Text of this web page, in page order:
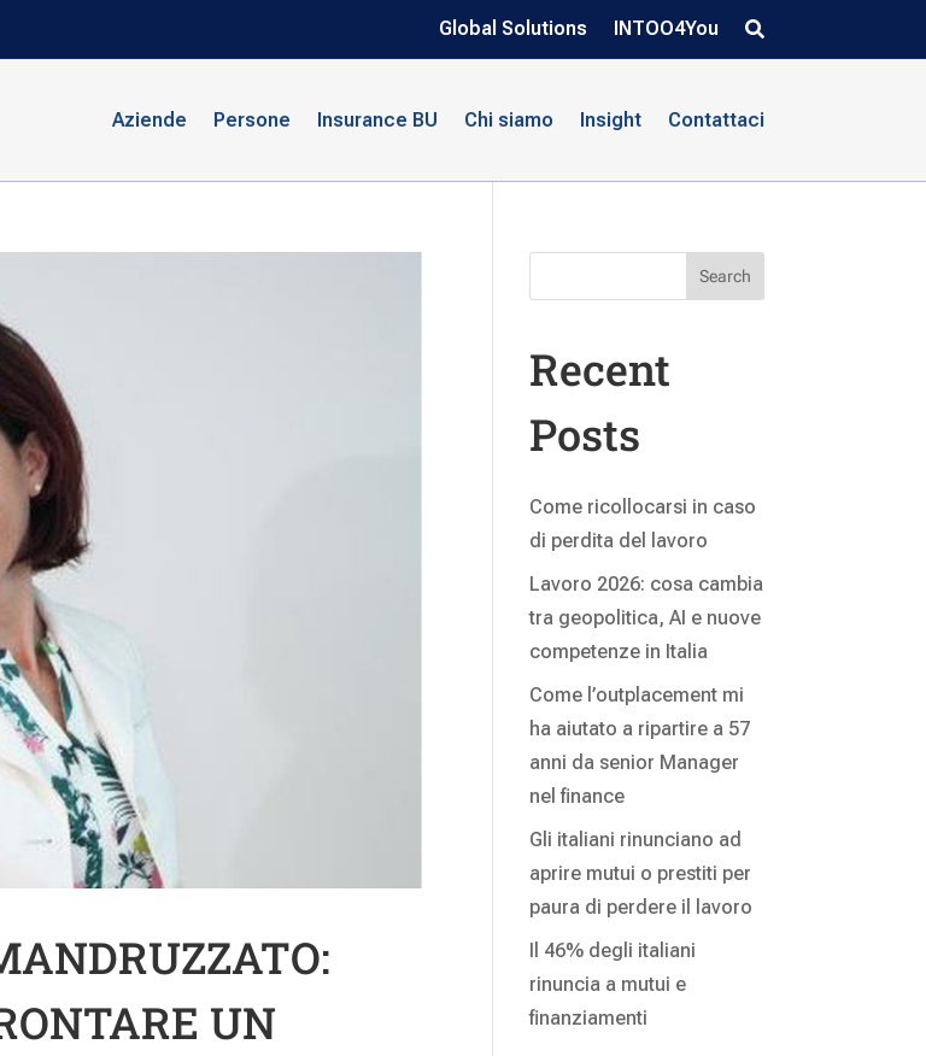
Global Solutions INTOO4You
Aziende Persone Insurance BU Chi siamo Insight Contattaci
UN
Search
Recent
Posts
Come ricollocarsi in caso
di perdita del lavoro
Lavoro 2026: cosa cambia
tra geopolitica, AI e nuove
competenze in Italia
Come l’outplacement mi
ha aiutato a ripartire a 57
anni da senior Manager
nel finance
Gli italiani rinunciano ad
aprire mutui o prestiti per
paura di perdere il lavoro
Il 46% degli italiani
rinuncia a mutui e
finanziamenti